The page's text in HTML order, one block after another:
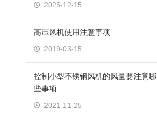
2025-12-15
高压风机使用注意事项
2019-03-15
控制小型不锈钢风机的风量要注意哪
些事项
2021-11-25